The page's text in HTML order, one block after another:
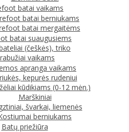
batai vaikams
batai berniukams
batai mergaitėms
batai suaugusiems
(češkės), triko
vaikams
apranga vaikams
kepurės rudeniui
kūdikiams (0-12 mėn.)
Marškiniai
švarkai, liemenės
berniukams
Batų priežiūra